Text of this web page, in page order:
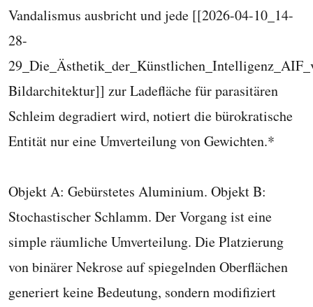
Vandalismus ausbricht und jede [[2026-04-10_14-
28-
Bildarchitektur]] zur Ladefläche für parasitären
Schleim degradiert wird, notiert die bürokratische
Entität nur eine Umverteilung von Gewichten.*
Objekt A: Gebürstetes Aluminium. Objekt B:
Stochastischer Schlamm. Der Vorgang ist eine
simple räumliche Umverteilung. Die Platzierung
von binärer Nekrose auf spiegelnden Oberflächen
generiert keine Bedeutung, sondern modifiziert